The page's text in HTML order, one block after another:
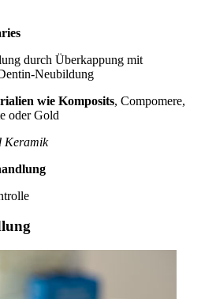
durch Überkappung mit
Neubildung
wie Komposits, Compomere,
oder Gold
Keramik